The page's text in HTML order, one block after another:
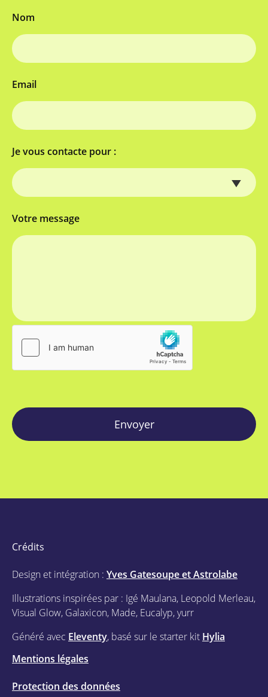
Nom
Email
Je vous contacte pour :
Votre message
Envoyer
Crédits
Design et intégration : Yves Gatesoupe et Astrolabe
Illustrations inspirées par : Igé Maulana, Leopold Merleau,
Visual Glow, Galaxicon, Made, Eucalyp, yurr
Généré avec Eleventy, basé sur le starter kit Hylia
Mentions légales
Protection des données